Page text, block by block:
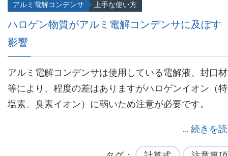
ハロゲン物質がアルミ電解コンデンサに及ぼす
影響
アルミ電解コンデンサ 上手な使い方
アルミ電解コンデンサは使用している電解液、封口
等により、程度の差はありますがハロゲンイオン（
塩素、臭素イオン）に弱いため注意が必要です。
... 続きを